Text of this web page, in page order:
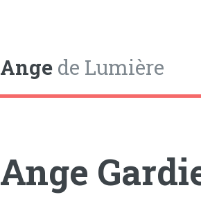
Ange de Lumière
Ange